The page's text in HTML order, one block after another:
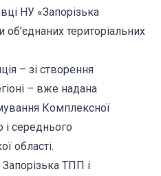
НУ «Запорізька
об’єднаних територіальних
– зі створення
– вже надана
Комплексної
середнього
області.
ТПП і